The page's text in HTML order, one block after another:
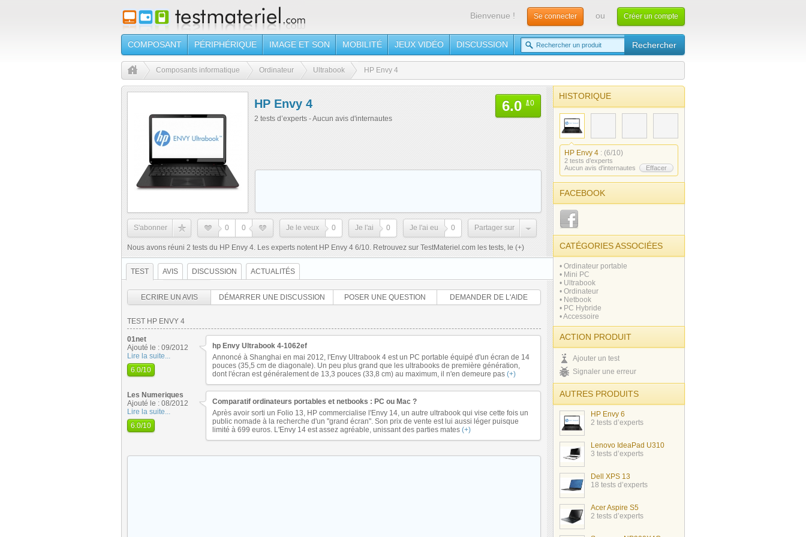
Bienvenue ! Se connecter ou Créer un compte
COMPOSANT PÉRIPHÉRIQUE IMAGE ET SON MOBILITÉ JEUX VIDÉO DISCUSSION
Composants informatique Ordinateur Ultrabook HP Envy 4
HP Envy 4
2 tests d’experts - Aucun avis d'internautes
6.0 /10
S'abonner 0 0 Je le veux 0 Je l'ai 0 Je l'ai eu 0 Partager sur
Nous avons réuni 2 tests du HP Envy 4. Les experts notent HP Envy 4 6/10. Retrouvez sur TestMateriel.com les tests, le (+)
TEST AVIS DISCUSSION ACTUALITÉS
ECRIRE UN AVIS DÉMARRER UNE DISCUSSION POSER UNE QUESTION DEMANDER DE L'AIDE
TEST HP ENVY 4
01net
Ajouté le : 09/2012
Lire la suite...
6.0/10
hp Envy Ultrabook 4-1062ef
Annoncé à Shanghai en mai 2012, l'Envy Ultrabook 4 est un PC portable équipé d'un écran de 14
pouces (35,5 cm de diagonale). Un peu plus grand que les ultrabooks de première génération,
dont l'écran est généralement de 13,3 pouces (33,8 cm) au maximum, il n'en demeure pas (+)
Les Numeriques
Ajouté le : 08/2012
Lire la suite...
6.0/10
Comparatif ordinateurs portables et netbooks : PC ou Mac ?
Après avoir sorti un Folio 13, HP commercialise l'Envy 14, un autre ultrabook qui vise cette fois un
public nomade à la recherche d'un "grand écran". Son prix de vente est lui aussi léger puisque
limité à 699 euros. L'Envy 14 est assez agréable, unissant des parties mates (+)
HISTORIQUE
HP Envy 4 : (6/10)
2 tests d’experts
Aucun avis d'internautes
Effacer
FACEBOOK
CATÉGORIES ASSOCIÉES
• Ordinateur portable
• Mini PC
• Ultrabook
• Ordinateur
• Netbook
• PC Hybride
• Accessoire
ACTION PRODUIT
Ajouter un test
Signaler une erreur
AUTRES PRODUITS
HP Envy 6
2 tests d’experts
Lenovo IdeaPad U310
3 tests d’experts
Dell XPS 13
18 tests d’experts
Acer Aspire S5
2 tests d’experts